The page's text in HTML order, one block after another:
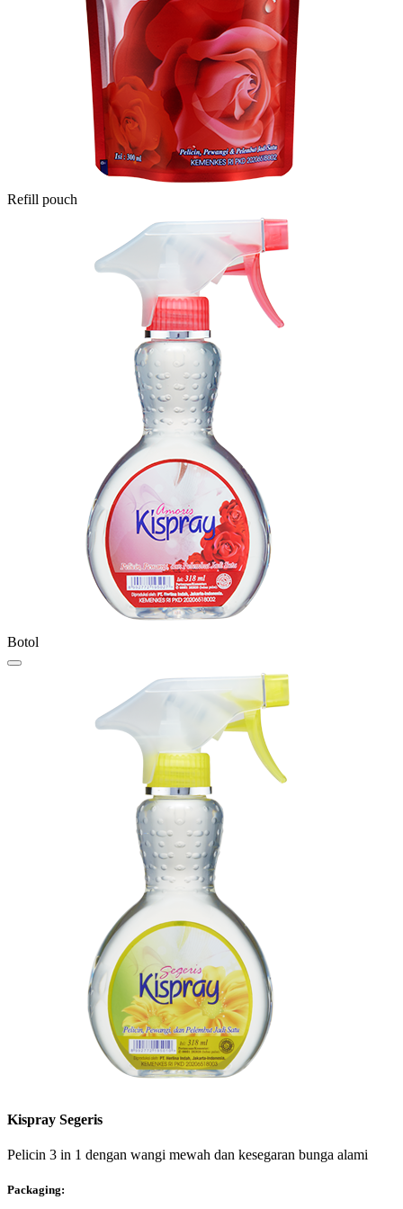
Refill pouch
Botol
Kispray Segeris
Pelicin 3 in 1 dengan wangi mewah dan kesegaran bunga alami
Packaging: